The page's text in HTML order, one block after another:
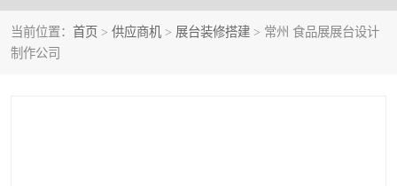
当前位置： 首页 > 供应商机 > 展台装修搭建 > 常州 食品展展台设计
制作公司